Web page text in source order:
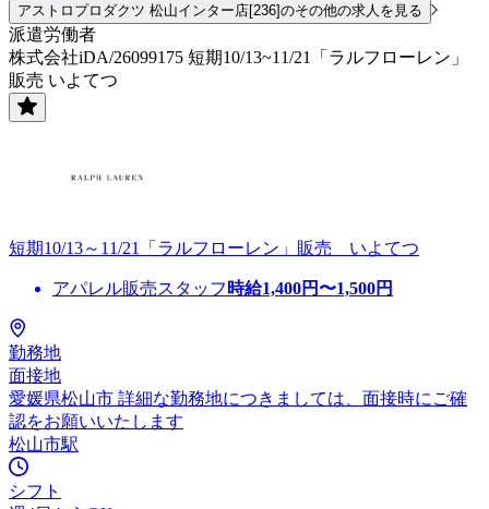
アストロプロダクツ 松山インター店[236]のその他の求人を見る
派遣労働者
株式会社iDA/26099175 短期10/13~11/21「ラルフローレン」
販売 いよてつ
短期10/13～11/21「ラルフローレン」販売 いよてつ
アパレル販売スタッフ 時給1,400円〜1,500円
勤務地
面接地
愛媛県松山市 詳細な勤務地につきましては、面接時にご確
認をお願いいたします
松山市駅
シフト